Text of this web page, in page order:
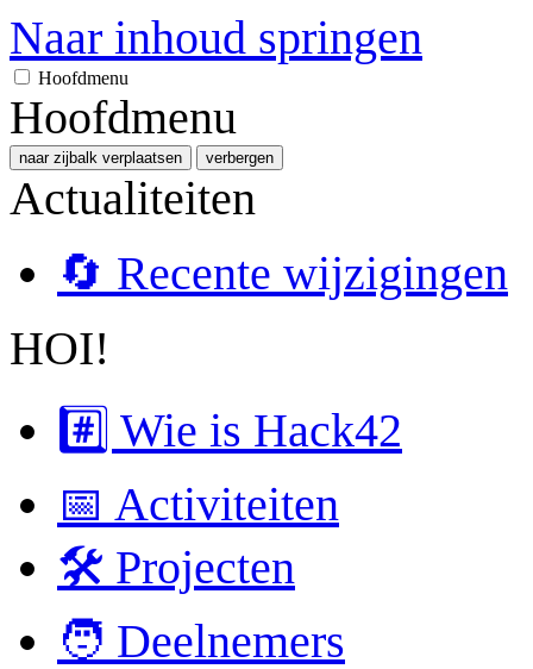
Naar inhoud springen
Hoofdmenu
Hoofdmenu
naar zijbalk verplaatsen verbergen
Actualiteiten
🔄 Recente wijzigingen
HOI!
#️⃣ Wie is Hack42
📅 Activiteiten
🛠 Projecten
🧑 Deelnemers